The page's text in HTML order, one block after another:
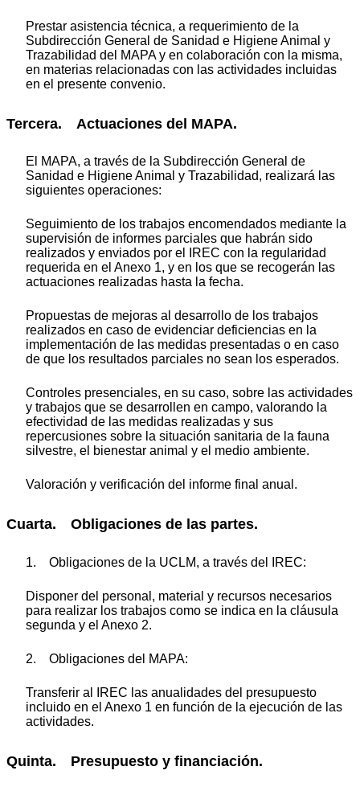
Prestar asistencia técnica, a requerimiento de la
Subdirección General de Sanidad e Higiene Animal y
Trazabilidad del MAPA y en colaboración con la misma,
en materias relacionadas con las actividades incluidas
en el presente convenio.
Tercera. Actuaciones del MAPA.
El MAPA, a través de la Subdirección General de
Sanidad e Higiene Animal y Trazabilidad, realizará las
siguientes operaciones:
Seguimiento de los trabajos encomendados mediante la
supervisión de informes parciales que habrán sido
realizados y enviados por el IREC con la regularidad
requerida en el Anexo 1, y en los que se recogerán las
actuaciones realizadas hasta la fecha.
Propuestas de mejoras al desarrollo de los trabajos
realizados en caso de evidenciar deficiencias en la
implementación de las medidas presentadas o en caso
de que los resultados parciales no sean los esperados.
Controles presenciales, en su caso, sobre las actividades
y trabajos que se desarrollen en campo, valorando la
efectividad de las medidas realizadas y sus
repercusiones sobre la situación sanitaria de la fauna
silvestre, el bienestar animal y el medio ambiente.
Valoración y verificación del informe final anual.
Cuarta. Obligaciones de las partes.
1. Obligaciones de la UCLM, a través del IREC:
Disponer del personal, material y recursos necesarios
para realizar los trabajos como se indica en la cláusula
segunda y el Anexo 2.
2. Obligaciones del MAPA:
Transferir al IREC las anualidades del presupuesto
incluido en el Anexo 1 en función de la ejecución de las
actividades.
Quinta. Presupuesto y financiación.